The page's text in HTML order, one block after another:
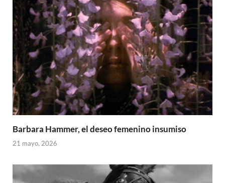
Barbara Hammer, el deseo femenino insumiso
21 mayo, 2026